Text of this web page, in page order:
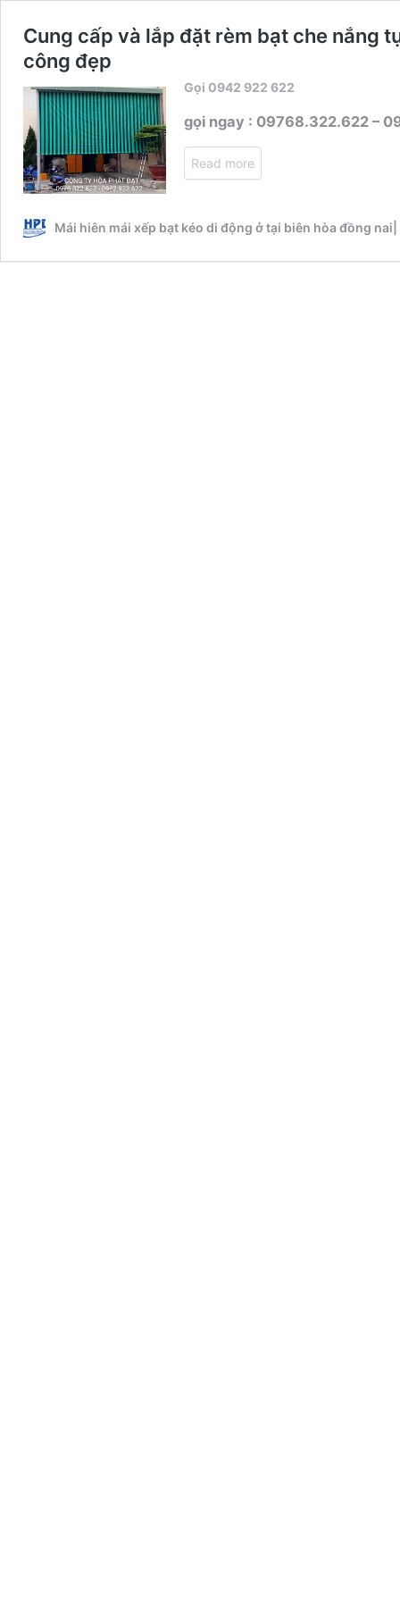
Cung cấp và lắp đặt rèm bạt che nắng
công đẹp
Gọi 0942 922 622
gọi ngay : 09768.322.622 –
Read more
Mái hiên mái xếp bạt kéo di động ở tại biên hòa đồng